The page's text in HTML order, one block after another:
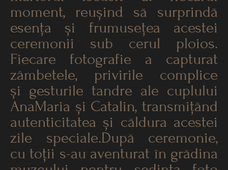
moment, reușind să surprindă
esența și frumusețea acestei
ceremonii sub cerul ploios.
Fiecare fotografie a capturat
zâmbetele, privirile complice
și gesturile tandre ale cuplului
AnaMaria și Catalin, transmițând
autenticitatea și căldura acestei
zile speciale.După ceremonie,
cu toții s-au aventurat în grădina